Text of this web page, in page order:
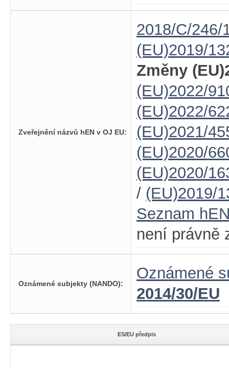
Zveřejnění názvů hEN v OJ EU:
2018/C/246/
(EU)2019/
Změny
(EU)2022/
(EU)2022/
(EU)2021/
(EU)2020/
(EU)2020/
/ (EU)2019/
Seznam
není právně
Oznámené subjekty (NANDO):
Oznámené
2014/30/EU
ES/EU předpis